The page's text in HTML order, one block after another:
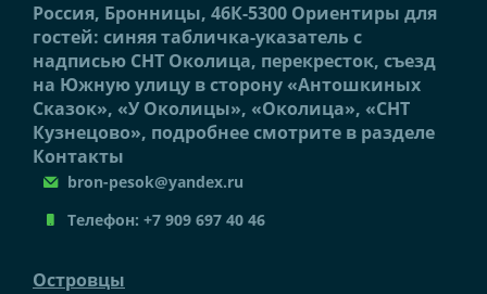
Россия, Бронницы, 46К-5300 Ориентиры для
гостей: синяя табличка-указатель с
надписью СНТ Околица, перекресток, съезд
на Южную улицу в сторону «Антошкиных
Сказок», «У Околицы», «Околица», «СНТ
Кузнецово», подробнее смотрите в разделе
Контакты
bron-pesok@yandex.ru
Телефон: +7 909 697 40 46
Островцы